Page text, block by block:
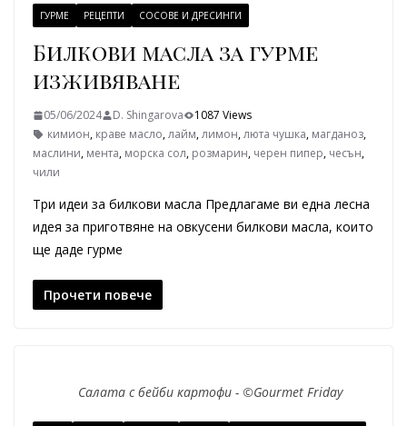
ГУРМЕ РЕЦЕПТИ СОСОВЕ И ДРЕСИНГИ
Билкови масла за гурме
изживяване
05/06/2024 D. Shingarova
1087 Views
кимион, краве масло,лайм,лимон,люта чушка, магданоз,
маслини, мента, морска сол, розмарин, черен пипер, чесън,
чили
Три идеи за билкови масла Предлагаме ви една лесна
идея за приготвяне на овкусени билкови масла, които
ще даде гурме
Прочети повече
Салата с бейби картофи - ©Gourmet Friday